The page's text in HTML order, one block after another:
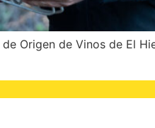
Origen de Vinos de El